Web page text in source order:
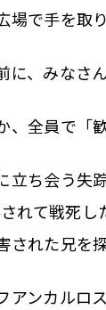
場で手を取
、みなさ
全員で「
立ち会う失
れて戦死
れた兄を
ンカルロ